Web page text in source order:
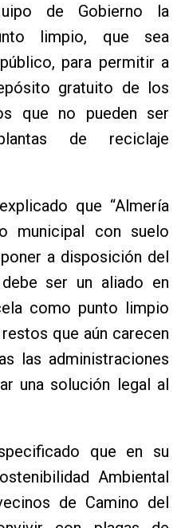
de Gobierno la
limpio, que sea
para permitir a
gratuito de los
que no pueden ser
de reciclaje
que “Almería
municipal con suelo
a disposición del
ser un aliado en
como punto limpio
que aún carecen
las administraciones
una solución legal al
que en su
Ambiental
de Camino del